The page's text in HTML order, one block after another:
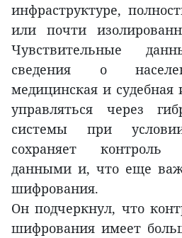
инфраструктуре,
или почти
Чувствительные
сведения о
медицинская и
управляться через
системы при
сохраняет
данными и, что еще
шифрования.
Он подчеркнул, что
шифрования имеет